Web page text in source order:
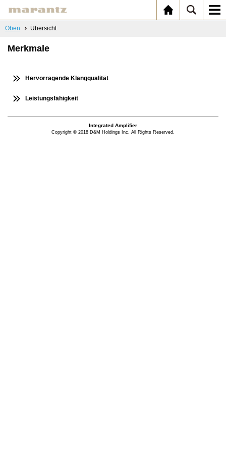
Oben Übersicht
Merkmale
Hervorragende Klangqualität
Leistungsfähigkeit
Integrated Amplifier
Copyright © 2018 D&M Holdings Inc. All Rights Reserved.